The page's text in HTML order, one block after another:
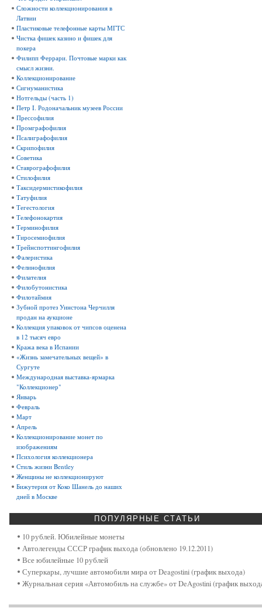
Сложности коллекционирования в
Латвии
Пластиковые телефонные карты МГТС
Чистка фишек казино и фишек для
покера
Филипп Феррари. Почтовые марки как
смысл жизни.
Коллекционирование
Сигнуманистика
Нотгельды (часть 1)
Петр I. Родоначальник музеев России
Прессофилия
Промграфофилия
Псалиграфофилия
Скрипофилия
Советика
Ставрографофилия
Стилофилия
Таксидермистикофилия
Татуфилия
Тегестология
Телефонокартия
Терминофилия
Тиросемиофилия
Трейнспоттингофилия
Фалеристика
Фелинофилия
Филателия
Филобутонистика
Филотаймия
Зубной протез Уинстона Черчилля
продан на аукционе
Коллекция упаковок от чипсов оценена
в 12 тысяч евро
Кража века в Испании
«Жизнь замечательных вещей» в
Сургуте
Международная выставка-ярмарка
"Коллекционер"
Январь
Февраль
Март
Апрель
Коллекционирование монет по
изображениям
Психология коллекционера
Стиль жизни Bentley
Женщины не коллекционируют
Бижутерия от Коко Шанель до наших
дней в Москве
ПОПУЛЯРНЫЕ СТАТЬИ
10 рублей. Юбилейные монеты
Автолегенды СССР график выхода (обновлено 19.12.2011)
Все юбилейные 10 рублей
Суперкары, лучшие автомобили мира от Deagostini (график выхода)
Журнальная серия «Автомобиль на службе» от DeAgostini (график